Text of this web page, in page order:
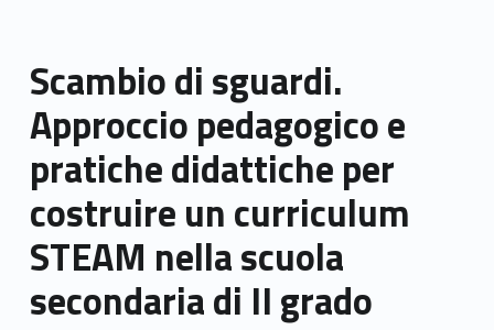
Scambio di sguardi.
Approccio pedagogico e
pratiche didattiche per
costruire un curriculum
STEAM nella scuola
secondaria di II grado